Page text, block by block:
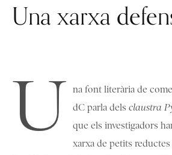
Una xarxa
U
na font literària de
dC parla dels claustra
que els investigadors
xarxa de petits